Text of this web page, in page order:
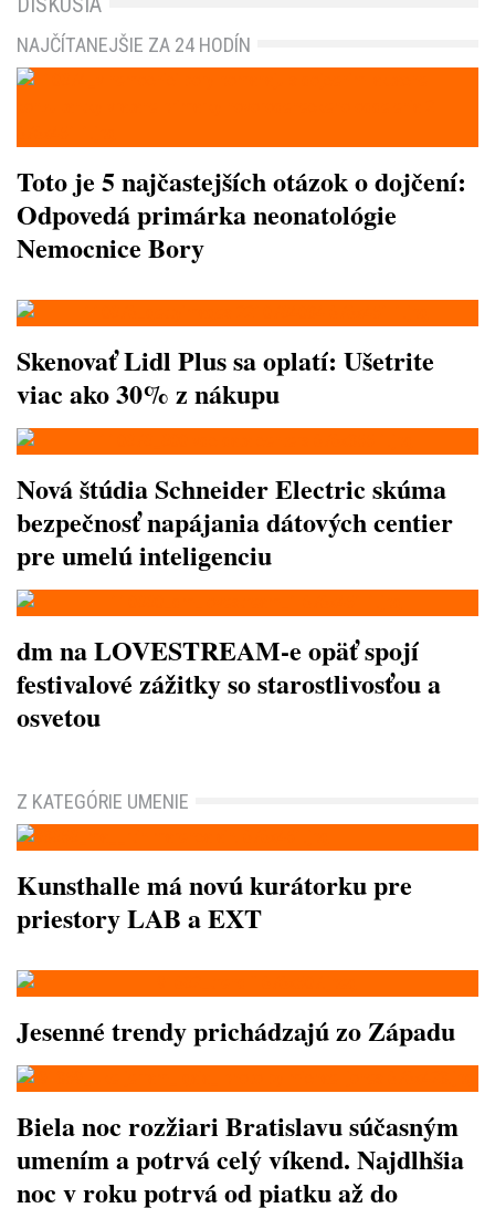
NAJČÍTANEJŠIE ZA 24 HODÍN
Toto je 5 najčastejších otázok o dojčení:
Odpovedá primárka neonatológie
Nemocnice Bory
Skenovať Lidl Plus sa oplatí: Ušetrite
viac ako 30% z nákupu
Nová štúdia Schneider Electric skúma
bezpečnosť napájania dátových centier
pre umelú inteligenciu
dm na LOVESTREAM-e opäť spojí
festivalové zážitky so starostlivosťou a
osvetou
Z KATEGÓRIE UMENIE
Kunsthalle má novú kurátorku pre
priestory LAB a EXT
Jesenné trendy prichádzajú zo Západu
Biela noc rozžiari Bratislavu súčasným
umením a potrvá celý víkend. Najdlhšia
noc v roku potrvá od piatku až do